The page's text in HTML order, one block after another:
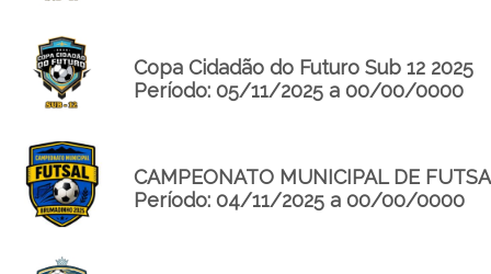
Copa Cidadão do Futuro Sub 12 2025
Período: 05/11/2025 a 00/00/0000
CAMPEONATO MUNICIPAL DE
Período: 04/11/2025 a 00/00/0000